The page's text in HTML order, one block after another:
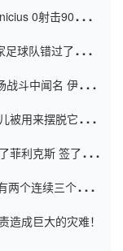
0射击90分钟
球队错过了世界
斗中闻名 伊万放
被用来摆脱它
菲利克斯 签了7年
个连续三个连续
成巨大的灾难！